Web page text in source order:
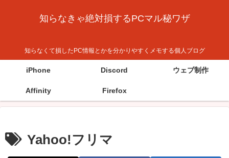
知らなきゃ絶対損するPCマル秘ワザ
知らなくて損したPC情報とかを分かりやすくメモする個人ブログ
iPhone Discord ウェブ制作
Affinity Firefox
Yahoo!フリマ